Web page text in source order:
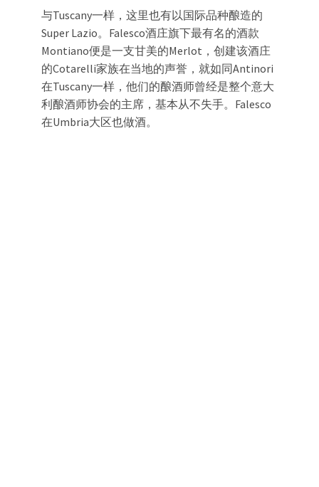
与Tuscany一样，这里也有以国际品种酿造的
Super Lazio。Falesco酒庄旗下最有名的酒款
Montiano便是一支甘美的Merlot，创建该酒庄
的Cotarelli家族在当地的声誉，就如同Antinori
在Tuscany一样，他们的酿酒师曾经是整个意大
利酿酒师协会的主席，基本从不失手。Falesco
在Umbria大区也做酒。